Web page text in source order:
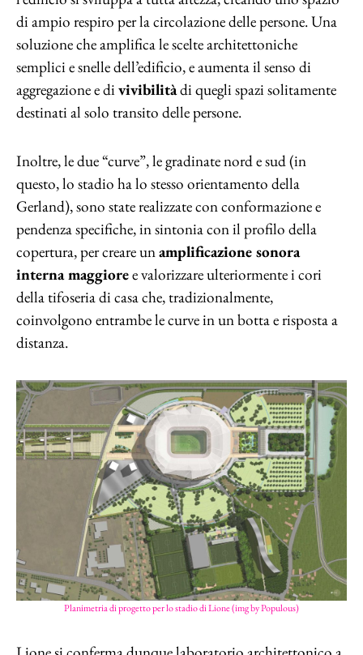
di ampio respiro per la circolazione delle persone. Una
soluzione che amplifica le scelte architettoniche
semplici e snelle dell’edificio, e aumenta il senso di
aggregazione e divivibilitàdi quegli spazi solitamente
destinati al solo transito delle persone.
Inoltre, le due “curve”, le gradinate nord e sud (in
questo, lo stadio ha lo stesso orientamento della
Gerland), sono state realizzate con conformazione e
pendenza specifiche, in sintonia con il profilo della
copertura, per creare unamplificazione sonora
interna maggioree valorizzare ulteriormente i cori
della tifoseria di casa che, tradizionalmente,
coinvolgono entrambe le curve in un botta e risposta a
distanza.
Planimetria di progetto per lo stadio di Lione (img by Populous)